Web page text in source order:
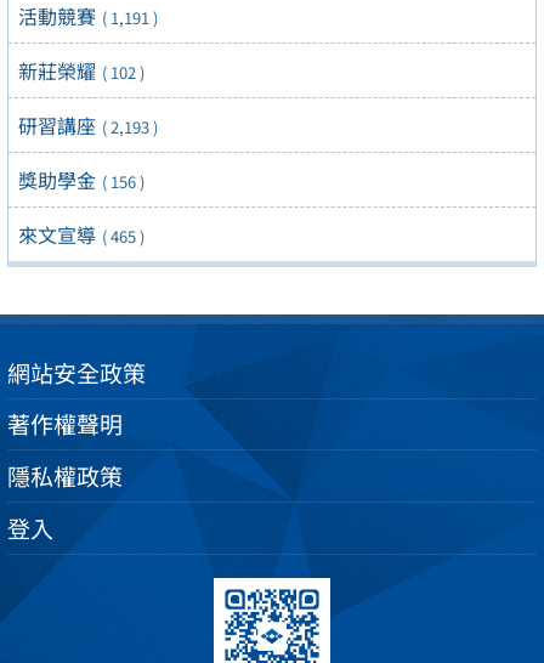
活動競賽 ( 1,191 )
新莊榮耀 ( 102 )
研習講座 ( 2,193 )
獎助學金 ( 156 )
來文宣導 ( 465 )
網站安全政策
著作權聲明
隱私權政策
登入